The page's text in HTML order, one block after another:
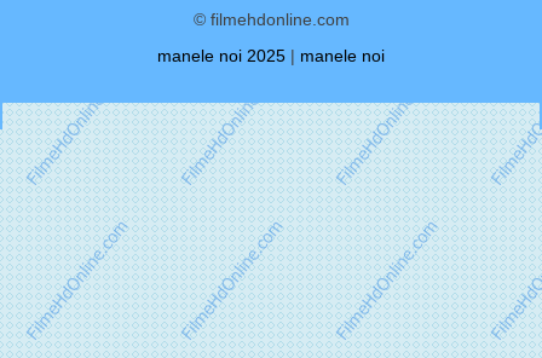
© filmehdonline.com
manele noi 2025 | manele noi